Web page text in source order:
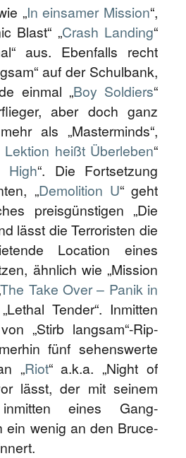
„In einsamer Mission“,
Blast“ „Crash Landing“
aus. Ebenfalls recht
auf der Schulbank,
einmal „Boy Soldiers“
aber doch ganz
als „Masterminds“,
heißt Überleben“
High“. Die Fortsetzung
„Demolition U“ geht
preisgünstigen „Die
lässt die Terroristen die
Location eines
ähnlich wie „Mission
The Take Over – Panik in
Tender“. Inmitten
„Stirb langsam“-Rip-
fünf sehenswerte
„Riot“ a.k.a. „Night of
lässt, der mit seinem
inmitten eines Gang-
ein wenig an den Bruce-